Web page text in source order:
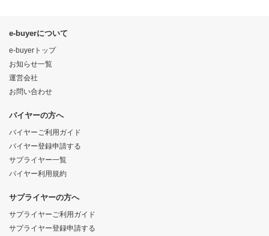
e-buyerについて
e-buyerトップ
お知らせ一覧
運営会社
お問い合わせ
バイヤーの方へ
バイヤーご利用ガイド
バイヤー登録申請する
サプライヤー一覧
バイヤー利用規約
サプライヤーの方へ
サプライヤーご利用ガイド
サプライヤー登録申請する